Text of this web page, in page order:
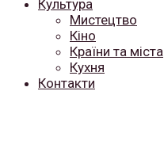
Культура
Мистецтво
Кіно
Країни та міста
Кухня
Контакти